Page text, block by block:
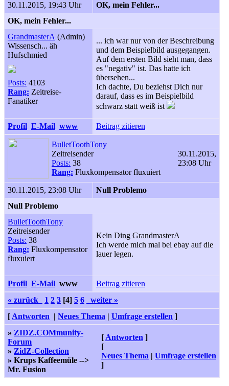
30.11.2015, 19:43 Uhr
OK, mein Fehler...
OK, mein Fehler...
GrandmasterA (Admin)
Wissensch... äh
Hufschmied
Posts: 4103
Rang: Zeitreise-
Fanatiker
... ich war nur von der Beschreibung
und dem Beispielbild ausgegangen.
Auf dem ersten Bild sieht man, dass
es "negativ" ist. Das hatte ich
übersehen...
Ich dachte, Du beziehst Dich nur
darauf, dass es im Beispielbild
schwarz statt weiß ist
Profil E-Mail www Beitrag zitieren
BulletToothTony
Zeitreisender
Posts: 38
Rang: Fluxkompensator fluxuiert
30.11.2015,
23:08 Uhr
30.11.2015, 23:08 Uhr
Null Problemo
Null Problemo
BulletToothTony
Zeitreisender
Posts: 38
Rang: Fluxkompensator
fluxuiert
Kein Ding GrandmasterA
Ich werde mich mal bei ebay auf die
lauer legen.
Profil E-Mail www
Beitrag zitieren
« zurück
1 2 3 [4] 5 6
weiter »
[ Antworten | Neues Thema | Umfrage erstellen ]
» ZIDZ.COMmunity-
Forum
» ZidZ-Collection
» Krups Kaffeemüle -->
Mr. Fusion
[ Antworten ]
[
Neues Thema | Umfrage erstellen
]